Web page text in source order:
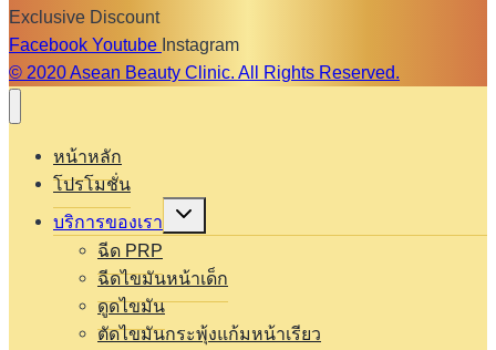
Exclusive Discount
Facebook Youtube Instagram
© 2020 Asean Beauty Clinic. All Rights Reserved.
หน้าหลัก
โปรโมชั่น
บริการของเรา
Expand
menu
ฉีด PRP
ฉีดไขมันหน้าเด็ก
ดูดไขมัน
ตัดไขมันกระพุ้งแก้มหน้าเรียว